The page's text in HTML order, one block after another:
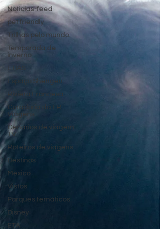
Noticias-feed
pet friendly
Trilhas pelo mundo.
Temporada de
inverno
ETIAS
Espaço Shengen
Riviera Francesa
Curadoria da FR
Viagens
Cenários de viagem
TV
Roteiros de viagens
Destinos
México
Vistos
Parques temáticos
Disney
ETA